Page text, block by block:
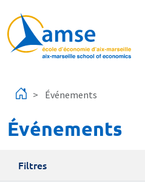
Événements
Événements
Filtres